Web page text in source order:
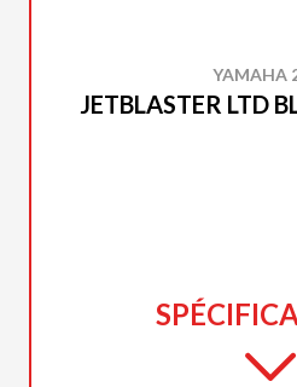
YAMAHA
JETBLASTER LTD